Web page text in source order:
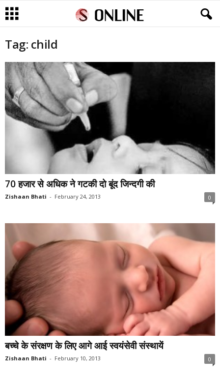
Tag: child
70 हजार से अधिक ने गटकी दो बूंद जिन्दगी की
Zishaan Bhati - February 24, 2013 0
बच्चे के संरक्षण के लिए आगे आई स्वयंसेवी संस्थायें
Zishaan Bhati - February 10, 2013 0